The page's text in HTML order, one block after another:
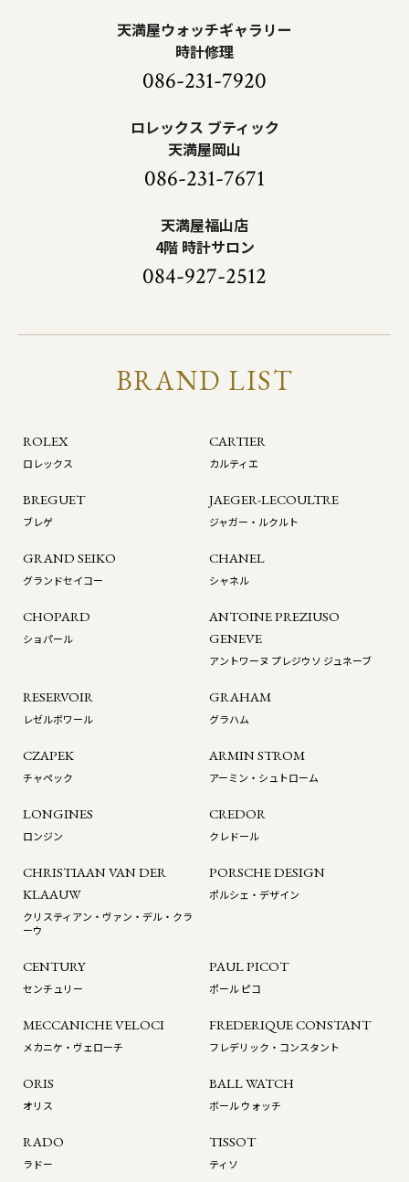
天満屋ウォッチギャラリー
時計修理
086-231-7920
ロレックス ブティック
天満屋岡山
086-231-7671
天満屋福山店
4階 時計サロン
084-927-2512
BRAND LIST
ROLEX
ロレックス
CARTIER
カルティエ
BREGUET
ブレゲ
JAEGER-LECOULTRE
ジャガー・ルクルト
GRAND SEIKO
グランドセイコー
CHANEL
シャネル
CHOPARD
ショパール
ANTOINE PREZIUSO
GENEVE
アントワーヌ プレジウソ ジュネーブ
RESERVOIR
レゼルボワール
GRAHAM
グラハム
CZAPEK
チャペック
ARMIN STROM
アーミン・シュトローム
LONGINES
ロンジン
CREDOR
クレドール
CHRISTIAAN VAN DER
KLAAUW
クリスティアン・ヴァン・デル・クラ
ーウ
PORSCHE DESIGN
ポルシェ・デザイン
CENTURY
センチュリー
PAUL PICOT
ポール ピコ
MECCANICHE VELOCI
メカニケ・ヴェローチ
FREDERIQUE CONSTANT
フレデリック・コンスタント
ORIS
オリス
BALL WATCH
ボール ウォッチ
RADO
ラドー
TISSOT
ティソ